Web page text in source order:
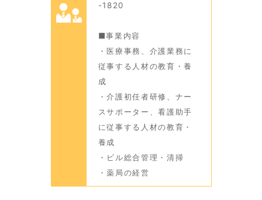
-1820
■事業内容
・医療事務、介護業務に
従事する人材の教育・養
成
・介護初任者研修、ナー
スサポーター、看護助手
に従事する人材の教育・
養成
・ビル総合管理・清掃
・薬局の経営